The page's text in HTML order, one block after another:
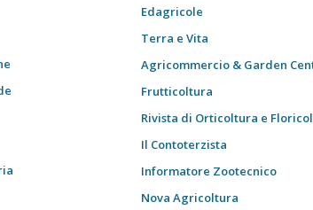
Edagricole
Terra e Vita
Agricommercio & Garden
Frutticoltura
Rivista di Orticoltura e
Il Contoterzista
Informatore Zootecnico
Nova Agricoltura